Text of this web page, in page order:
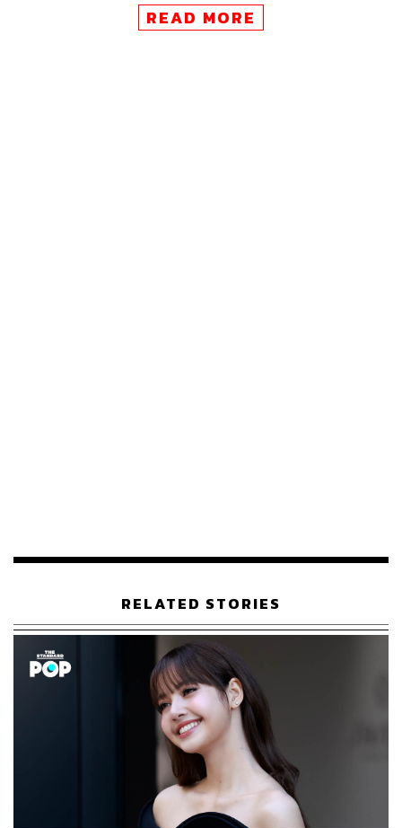
สำหรับทีมที่คว้าแชมป์คือ Salty Boys AC ซึ่งทำระยะทาง
รวมได้ 286.08 กิโลเมตร ตลอดการแข่งขัน 24 ชั่วโมง
READ MORE
RELATED STORIES